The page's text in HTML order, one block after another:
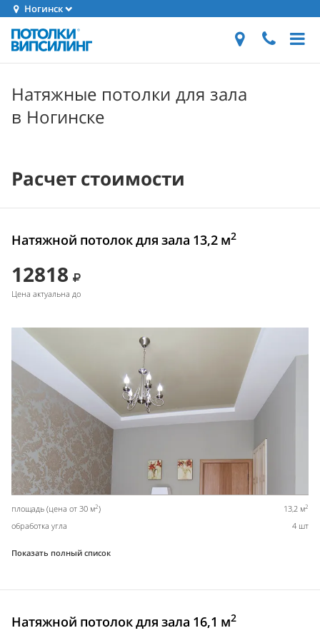
Ногинск
Натяжные потолки для зала
в Ногинске
Расчет стоимости
Натяжной потолок для зала 13,2 м2
12818
Цена актуальна до
площадь (цена от 30 м2) 13,2 м2
обработка угла 4 шт
Показать полный список
Натяжной потолок для зала 16,1 м2